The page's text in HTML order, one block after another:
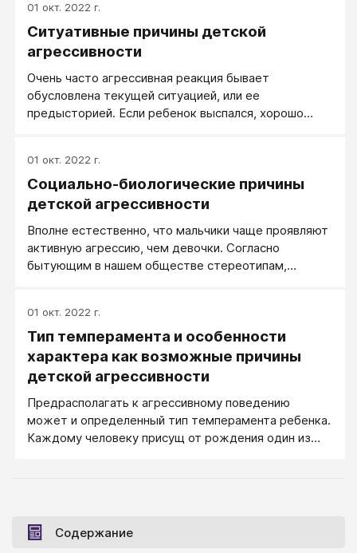
можно справиться с проявлениями агрессии.
Рассмотрим наиболее распространенные причины.
01 окт. 2022 г.
Ситуативные причины детской
агрессивности
Очень часто агрессивная реакция бывает
обусловлена текущей ситуацией, или ее
предысторией. Если ребенок выспался, хорошо
спокойно отреагировать на провоцирующую
ситуацию. А на следующий день его поведение
будет откровенно агрессивным. Воспитатели
происходит. Чаще всего дети ведут себя
агрессивно в те дни, когда они не выспались, плохо
себя чувствуют или обиделись на что-то или кого-
01 окт. 2022 г.
Социально-биологические причины
детской агрессивности
Вполне естественно, что мальчики чаще проявляют
активную агрессию, чем девочки. Согласно
бытующим в нашем обществе стереотипам,
агрессивным, в общем, «крутым». Неагрессивные
дети в школе уже воспринимаются как редкость.
Приходится родителям настраивать своих детей к
тому, чтобы давали сдачи, поскольку иначе они
просто не смогут «вписаться» в «мужское
общество», в котором одной из основных
ценностей является умение постоять за себя.
01 окт. 2022 г.
Тип темперамента и особенности
характера как возможные причины
детской агрессивности
Предрасполагать к агрессивному поведению
может и определенный тип темперамента ребенка.
Каждому человеку присущ от рождения один из
темперамент невозможно, зато можно научиться
использовать не только его сильные,
Содержание